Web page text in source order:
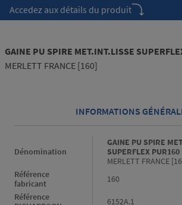
Accedez aux détails du produit
GAINE PU SPIRE MET.INT.LISSE
MERLETT FRANCE [160]
INFORMATIONS
Dénomination
GAINE PU SPIRE
SUPERFLEX PUR160
MERLETT FRANCE
Référence
fabricant
160
Référence
6152A.1